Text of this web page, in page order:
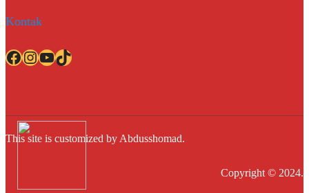
Kontak
Facebook InstagramYouTube TikTok
This site is customized by Abdusshomad.
Copyright © 2024.